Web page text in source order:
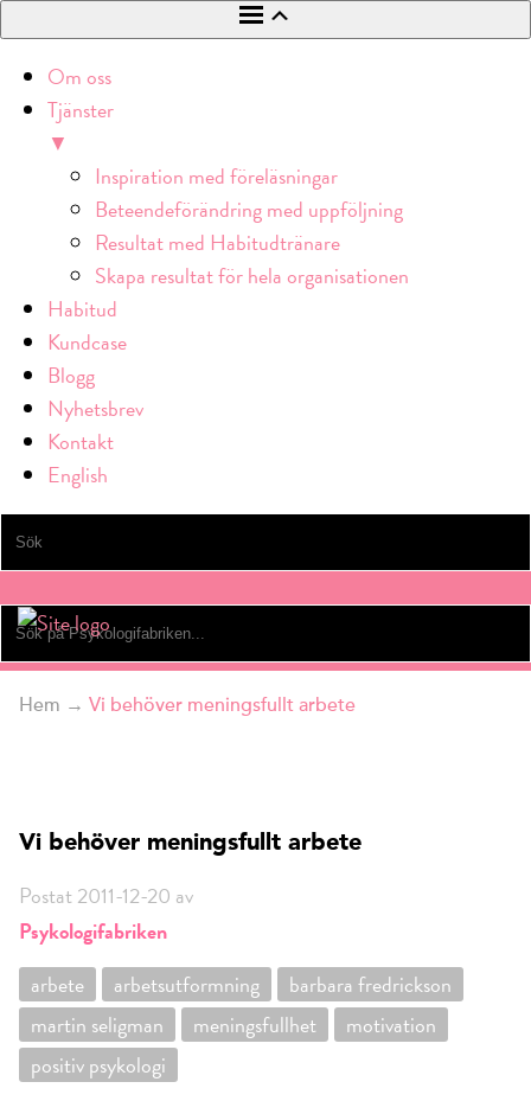
Om oss
Tjänster
▼
Inspiration med föreläsningar
Beteendeförändring med uppföljning
Resultat med Habitudtränare
Skapa resultat för hela organisationen
Habitud
Kundcase
Blogg
Nyhetsbrev
Kontakt
English
Hem → Vi behöver meningsfullt arbete
Vi behöver meningsfullt arbete
Postat 2011-12-20 av
Psykologifabriken
arbete
arbetsutformning
barbara fredrickson
martin seligman
meningsfullhet
motivation
positiv psykologi